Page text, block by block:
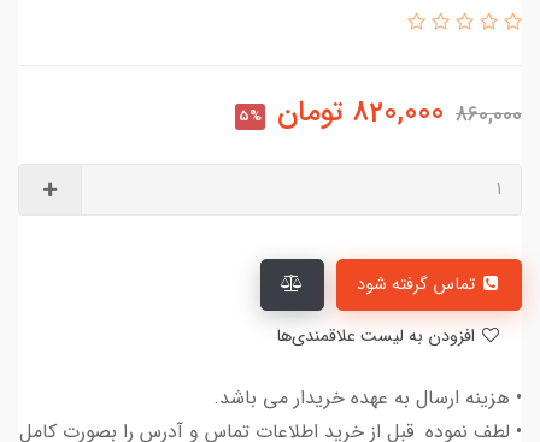
860,000
820,000 تومان 5%
تماس گرفته شود
• هزینه ارسال به عهده خریدار می باشد.
• لطف نموده قبل از خرید اطلاعات تماس و آدرس را بصورت کامل